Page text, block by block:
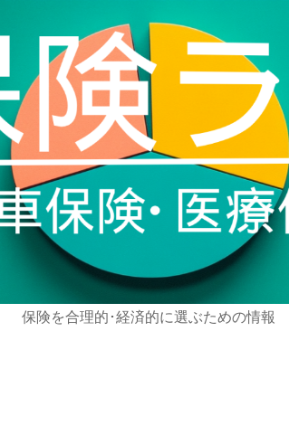
保険を合理的･経済的に選ぶための情報